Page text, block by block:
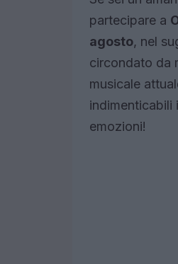
partecipare a
agosto, nel
circondato da
musicale
indimenticabili
emozioni!